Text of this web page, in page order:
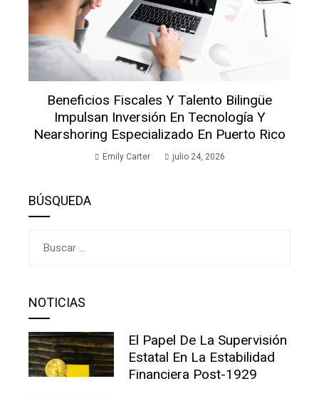
Beneficios Fiscales Y Talento Bilingüe
Impulsan Inversión En Tecnología Y
Nearshoring Especializado En Puerto Rico
Emily Carter julio 24, 2026
BÚSQUEDA
NOTICIAS
El Papel De La Supervisión
Estatal En La Estabilidad
Financiera Post-1929